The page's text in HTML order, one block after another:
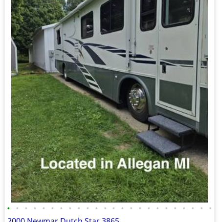
• • • • • • • • • • • • • • • • • • • • • • • •